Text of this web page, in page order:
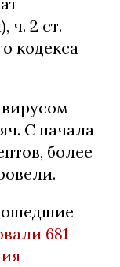
ч. 2 ст.
кодекса
С начала
более
681